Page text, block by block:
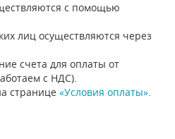
с помощью
лиц осуществляются через
счета для оплаты от
с НДС).
странице «Условия оплаты».